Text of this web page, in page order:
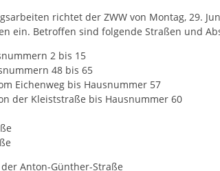
richtet der ZWW von Montag, 29.
ein. Betroffen sind folgende Straßen und
2 bis 15
48 bis 65
Eichenweg bis Hausnummer 57
der Kleiststraße bis Hausnummer 60
Anton-Günther-Straße